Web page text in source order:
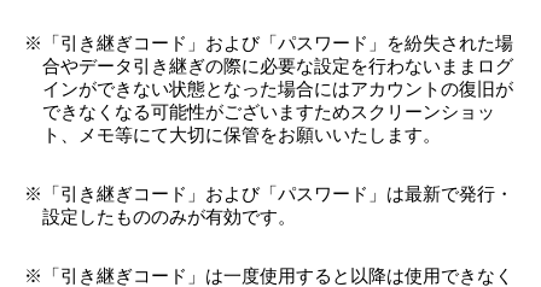
「引き継ぎコード」および「パスワード」を紛失された場
合やデータ引き継ぎの際に必要な設定を行わないままログ
インができない状態となった場合にはアカウントの復旧が
できなくなる可能性がございますためスクリーンショッ
ト、メモ等にて大切に保管をお願いいたします。
「引き継ぎコード」および「パスワード」は最新で発行・
設定したもののみが有効です。
「引き継ぎコード」は一度使用すると以降は使用できなく